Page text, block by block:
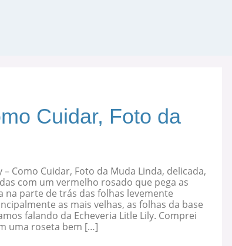
Cuidar, Foto da
– Como Cuidar, Foto da Muda Linda, delicada,
com um vermelho rosado que pega as
na parte de trás das folhas levemente
as mais velhas, as folhas da base
falando da Echeveria Litle Lily. Comprei
uma roseta bem […]